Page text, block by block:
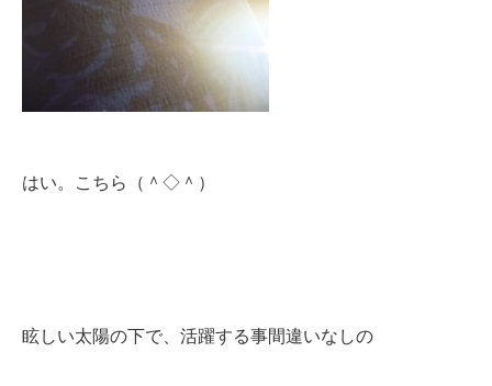
はい。こちら（＾◇＾）
眩しい太陽の下で、活躍する事間違いなしの